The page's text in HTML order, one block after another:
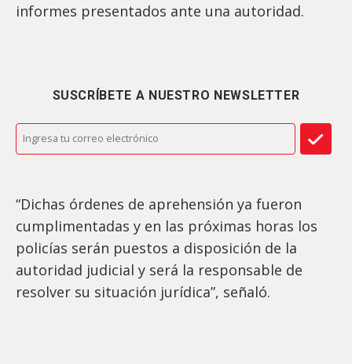
informes presentados ante una autoridad.
SUSCRÍBETE A NUESTRO NEWSLETTER
“Dichas órdenes de aprehensión ya fueron
cumplimentadas y en las próximas horas los
policías serán puestos a disposición de la
autoridad judicial y será la responsable de
resolver su situación jurídica”, señaló.